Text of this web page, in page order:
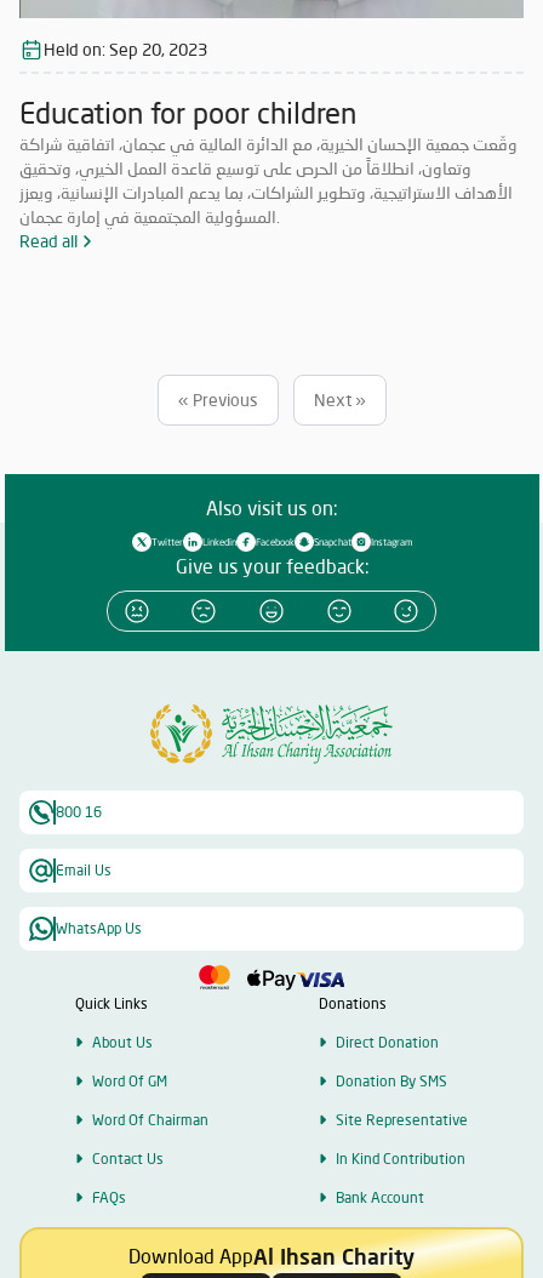
Held on:Sep 20, 2023
Education for poor children
وقّعت جمعية الإحسان الخيرية، مع الدائرة المالية في عجمان، اتفاقية شراكة
وتعاون، انطلاقاً من الحرص على توسيع قاعدة العمل الخيري، وتحقيق
الأهداف الاستراتيجية، وتطوير الشراكات، بما يدعم المبادرات الإنسانية، ويعزز
Read all
« Previous Next »
Also visit us on:
Twitter Linkedin Facebook Snapchat Instagram
Give us your feedback:
800 16
Email Us
WhatsApp Us
Quick Links
About Us
Word Of GM
Word Of Chairman
Contact Us
FAQs
Donations
Direct Donation
Donation By SMS
Site Representative
In Kind Contribution
Bank Account
Download AppAl Ihsan Charity